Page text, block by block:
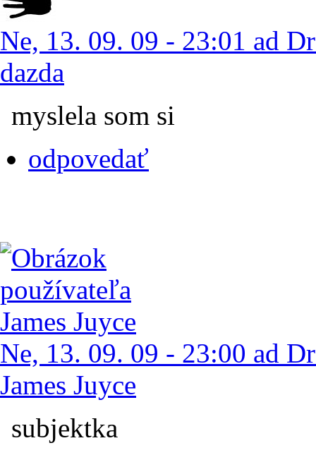
Ne, 13. 09. 09 - 23:01 ad
dazda
myslela som si
odpovedať
Ne, 13. 09. 09 - 23:00 ad
James Juyce
subjektka